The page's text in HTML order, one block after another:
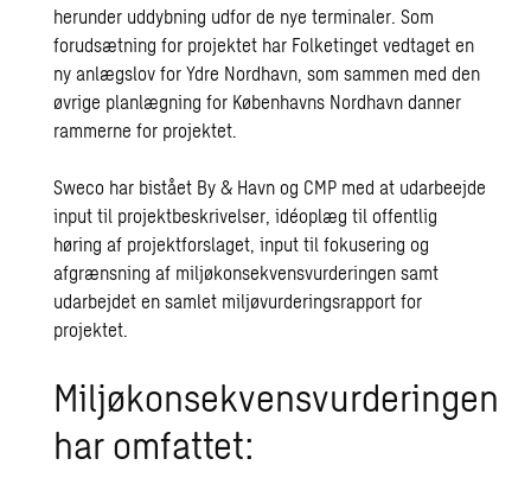
herunder uddybning udfor de nye terminaler. Som
forudsætning for projektet har Folketinget vedtaget en
ny anlægslov for Ydre Nordhavn, som sammen med den
øvrige planlægning for Københavns Nordhavn danner
rammerne for projektet.
Sweco har bistået By & Havn og CMP med at udarbeejde
input til projektbeskrivelser, idéoplæg til offentlig
høring af projektforslaget, input til fokusering og
afgrænsning af miljøkonsekvensvurderingen samt
udarbejdet en samlet miljøvurderingsrapport for
projektet.
Miljøkonsekvensvurderingen
har omfattet: